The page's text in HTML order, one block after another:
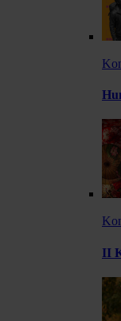
II